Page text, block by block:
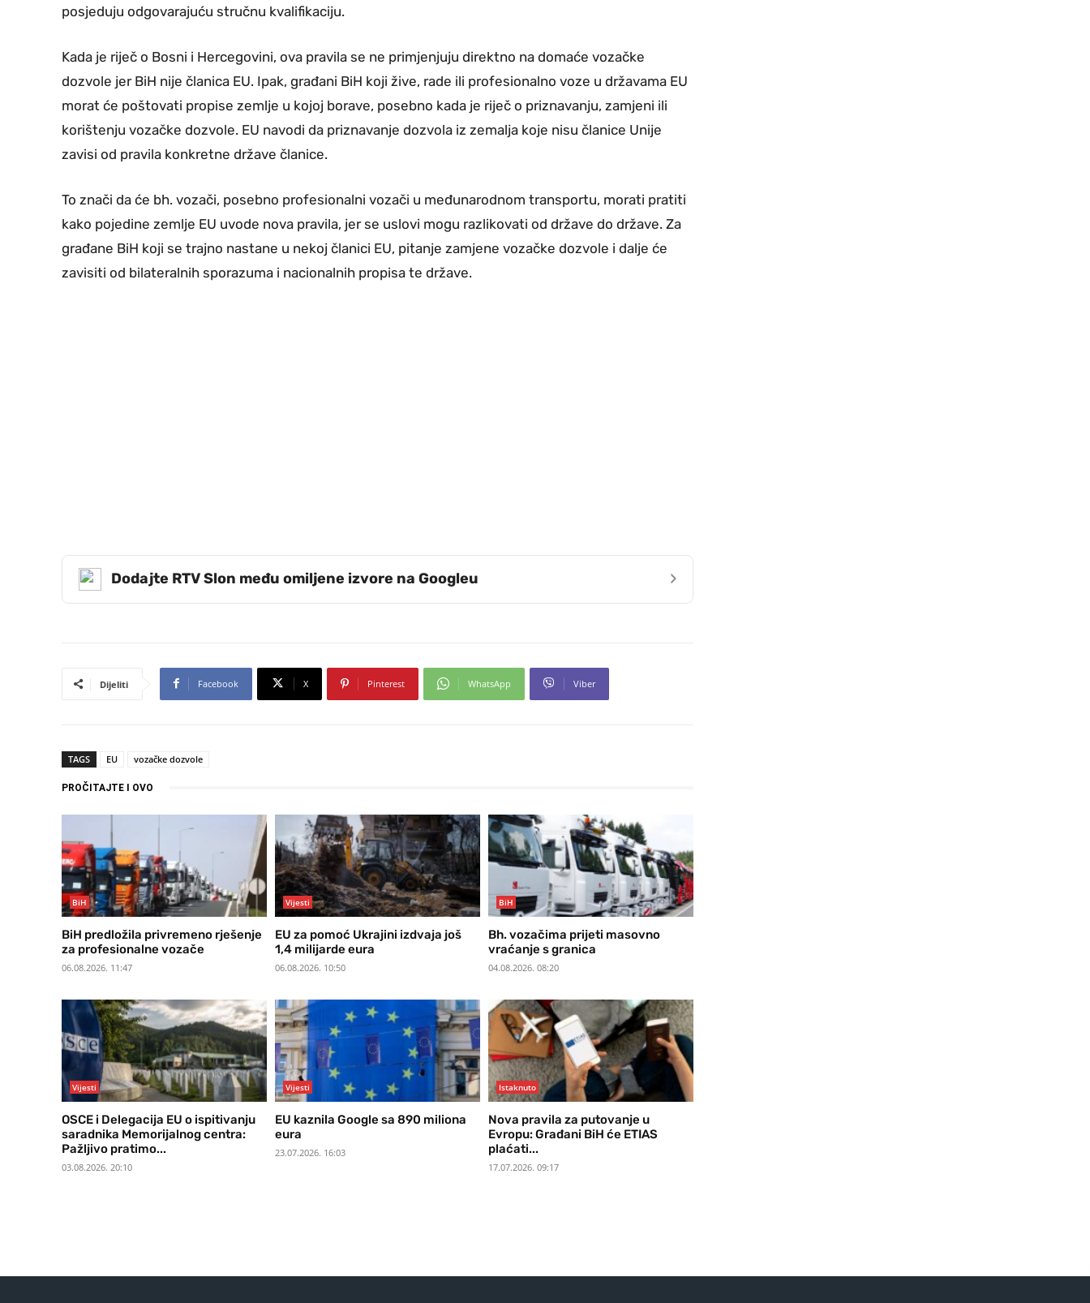
posjeduju odgovarajuću stručnu kvalifikaciju.
Kada je riječ o Bosni i Hercegovini, ova pravila se ne primjenjuju direktno na domaće vozačke
dozvole jer BiH nije članica EU. Ipak, građani BiH koji žive, rade ili profesionalno voze u državama EU
morat će poštovati propise zemlje u kojoj borave, posebno kada je riječ o priznavanju, zamjeni ili
korištenju vozačke dozvole. EU navodi da priznavanje dozvola iz zemalja koje nisu članice Unije
zavisi od pravila konkretne države članice.
To znači da će bh. vozači, posebno profesionalni vozači u međunarodnom transportu, morati pratiti
kako pojedine zemlje EU uvode nova pravila, jer se uslovi mogu razlikovati od države do države. Za
građane BiH koji se trajno nastane u nekoj članici EU, pitanje zamjene vozačke dozvole i dalje će
zavisiti od bilateralnih sporazuma i nacionalnih propisa te države.
Dodajte RTV Slon među omiljene izvore na Googleu ›
Dijeliti Facebook X Pinterest WhatsApp Viber
TAGS EU vozačke dozvole
PROČITAJTE I OVO
BiH
BiH predložila privremeno rješenje
za profesionalne vozače
06.08.2026. 11:47
Vijesti
EU za pomoć Ukrajini izdvaja još
1,4 milijarde eura
06.08.2026. 10:50
BiH
Bh. vozačima prijeti masovno
vraćanje s granica
04.08.2026. 08:20
Vijesti
OSCE i Delegacija EU o ispitivanju
saradnika Memorijalnog centra:
Pažljivo pratimo...
03.08.2026. 20:10
Vijesti
EU kaznila Google sa 890 miliona
eura
23.07.2026. 16:03
Istaknuto
Nova pravila za putovanje u
Evropu: Građani BiH će ETIAS
plaćati...
17.07.2026. 09:17